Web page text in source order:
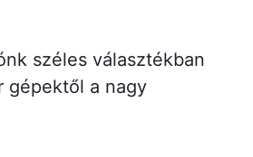
széles választékban
gépektől a nagy